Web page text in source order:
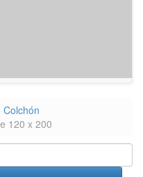
Colchón
120 x 200